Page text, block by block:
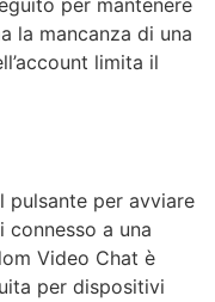
la mancanza di una
limita il
per avviare
connesso a una
Video Chat è
per dispositivi